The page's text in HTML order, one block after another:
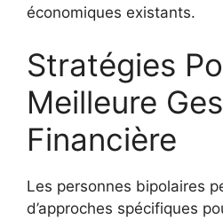
économiques existants.
Stratégies
Meilleure
Financière
Les personnes bipolaires
d’approches spécifiques